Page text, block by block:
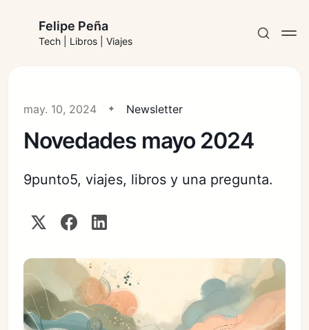
Felipe Peña
Tech | Libros | Viajes
Suscribirse
Iniciar sesión
may. 10, 2024 Newsletter
Novedades mayo 2024
9punto5, viajes, libros y una pregunta.